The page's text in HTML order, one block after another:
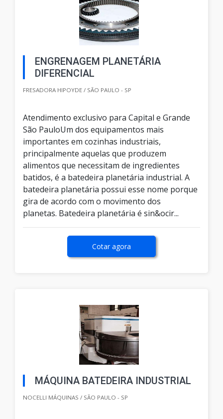
ENGRENAGEM PLANETÁRIA
DIFERENCIAL
FRESADORA HIPOYDE / SÃO PAULO - SP
Atendimento exclusivo para Capital e Grande
São PauloUm dos equipamentos mais
importantes em cozinhas industriais,
principalmente aquelas que produzem
alimentos que necessitam de ingredientes
batidos, é a batedeira planetária industrial. A
batedeira planetária possui esse nome porque
gira de acordo com o movimento dos
planetas. Batedeira planetária é sin&ocir...
Cotar agora
MÁQUINA BATEDEIRA INDUSTRIAL
NOCELLI MÁQUINAS / SÃO PAULO - SP